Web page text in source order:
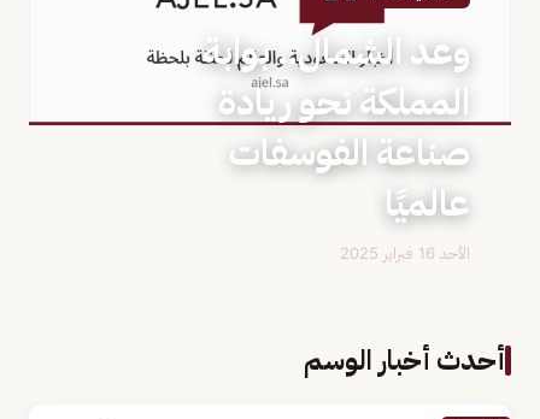
وعد الشمال.. بوابة
المملكة نحو ريادة
صناعة الفوسفات
عالميًا
الأحد 16 فبراير 2025
أحدث أخبار الوسم